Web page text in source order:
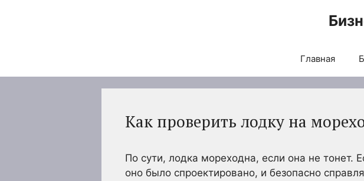
Главная
Как проверить лодку на
По сути, лодка мореходна, если она не тонет.
оно было спроектировано, и безопасно